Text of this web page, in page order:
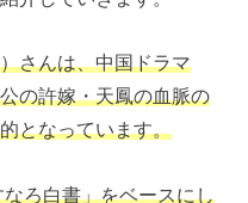
さんは、中国ドラマ
の許嫁・天鳳の血脈の
となっています。
ろ⽩書」をベースにし